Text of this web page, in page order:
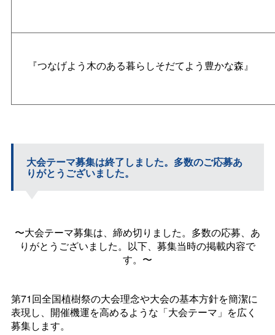
『つなげよう木のある暮らしそだてよう豊かな森』
大会テーマ募集は終了しました。多数のご応募あ
りがとうございました。
〜大会テーマ募集は、締め切りました。多数の応募、あ
りがとうございました。以下、募集当時の掲載内容で
す。〜
第71回全国植樹祭の大会理念や大会の基本方針を簡潔に
表現し、開催機運を高めるような「大会テーマ」を広く
募集します。